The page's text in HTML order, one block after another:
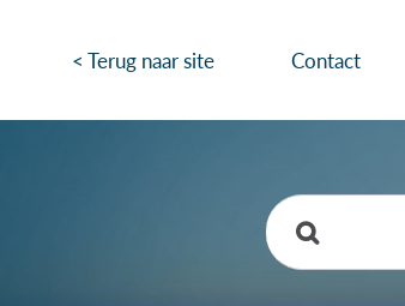
< Terug naar site Contact